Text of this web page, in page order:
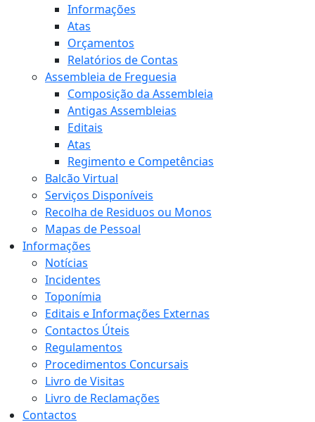
Informações
Atas
Orçamentos
Relatórios de Contas
Assembleia de Freguesia
Composição da Assembleia
Antigas Assembleias
Editais
Atas
Regimento e Competências
Balcão Virtual
Serviços Disponíveis
Recolha de Residuos ou Monos
Mapas de Pessoal
Informações
Notícias
Incidentes
Toponímia
Editais e Informações Externas
Contactos Úteis
Regulamentos
Procedimentos Concursais
Livro de Visitas
Livro de Reclamações
Contactos